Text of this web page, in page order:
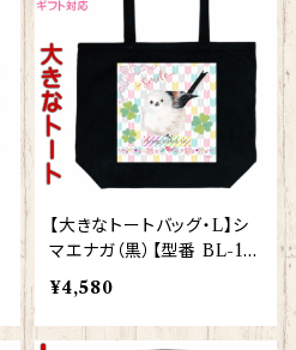
【大きなトートバッグ・L】シ
マエナガ（黒）【型番 BL-13
2】きゃぴあーと KYAPIArt
しまえなが プレゼント ギフ
ト
¥4,580